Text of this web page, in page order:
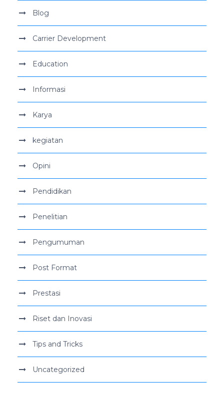
Blog
Carrier Development
Education
Informasi
Karya
kegiatan
Opini
Pendidikan
Penelitian
Pengumuman
Post Format
Prestasi
Riset dan Inovasi
Tips and Tricks
Uncategorized